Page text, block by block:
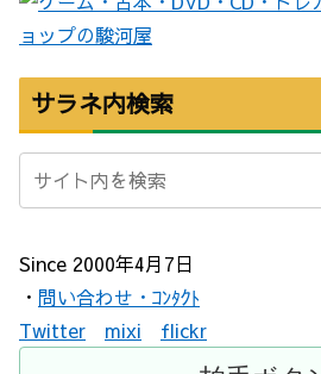
サラネ内検索
Since 2000年4月7日
・ 問い合わせ・ｺﾝﾀｸﾄ
Twitter
mixi flickr